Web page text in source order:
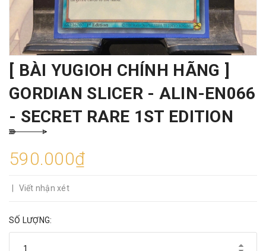
[ BÀI YUGIOH CHÍNH HÃNG ]
GORDIAN SLICER - ALIN-EN066
- SECRET RARE 1ST EDITION
590.000₫
Viết nhận xét
SỐ LƯỢNG: